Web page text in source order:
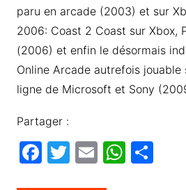
paru en arcade (2003) et sur
2006: Coast 2 Coast sur Xbox,
(2006) et enfin le désormais
Online Arcade autrefois jouable
ligne de Microsoft et Sony
Partager :
F T E W P